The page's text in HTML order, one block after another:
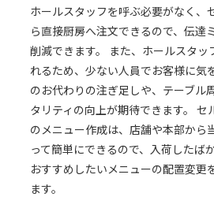
ホールスタッフを呼ぶ必要がなく、
ら直接厨房へ注文できるので、伝達
削減できます。 また、ホールスタッ
れるため、少ない人員でお客様に気
のお代わりの注ぎ足しや、テーブル
タリティの向上が期待できます。 セ
のメニュー作成は、店舗や本部から
って簡単にできるので、入荷したば
おすすめしたいメニューの配置変更
ます。